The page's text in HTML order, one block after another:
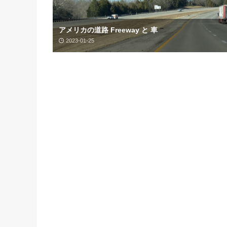
アメリカの道路 Freeway と 車
2023-01-25